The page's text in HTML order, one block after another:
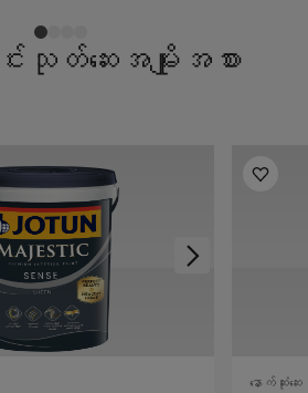
တ်ဆေးအမျိုးအစား
နောက်ဆုံးဆေး